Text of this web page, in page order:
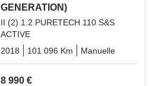
GENERATION)
II (2) 1.2 PURETECH 110 S&S
ACTIVE
2018
101 096 Km Manuelle
8 990 €